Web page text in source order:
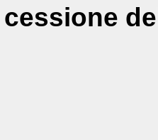
cessione